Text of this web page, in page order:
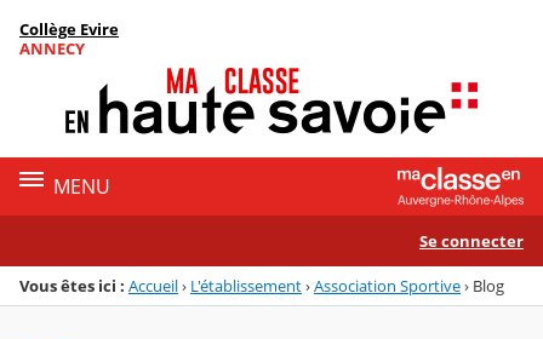
Menu de la rubrique
Contenu
Collège Evire
ANNECY
MENU
Se connecter
Vous êtes ici : Accueil› L'établissement›Association Sportive› Blog